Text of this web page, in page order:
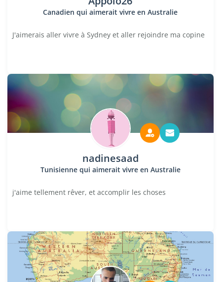
Canadien qui aimerait vivre en Australie
J'aimerais aller vivre à Sydney et aller rejoindre ma copine
nadinesaad
Tunisienne qui aimerait vivre en Australie
j'aime tellement rêver, et accomplir les choses